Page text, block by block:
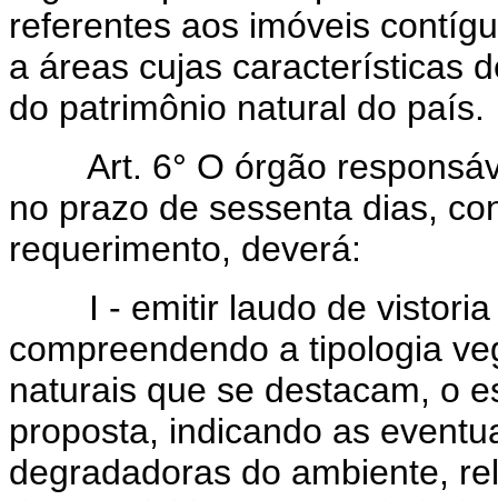
referentes aos imóveis
a áreas cujas características
do patrimônio natural do país.
Art. 6° O órgão
no prazo de sessenta dias,
requerimento, deverá:
I - emitir laudo de vistoria
compreendendo a tipologia
naturais que se destacam, o
proposta, indicando as
degradadoras do ambiente,